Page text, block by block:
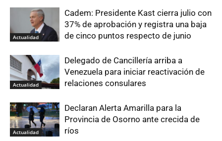
Actualidad
Cadem: Presidente Kast cierra julio con
37% de aprobación y registra una baja
de cinco puntos respecto de junio
Actualidad
Delegado de Cancillería arriba a
Venezuela para iniciar reactivación de
relaciones consulares
Actualidad
Declaran Alerta Amarilla para la
Provincia de Osorno ante crecida de
ríos